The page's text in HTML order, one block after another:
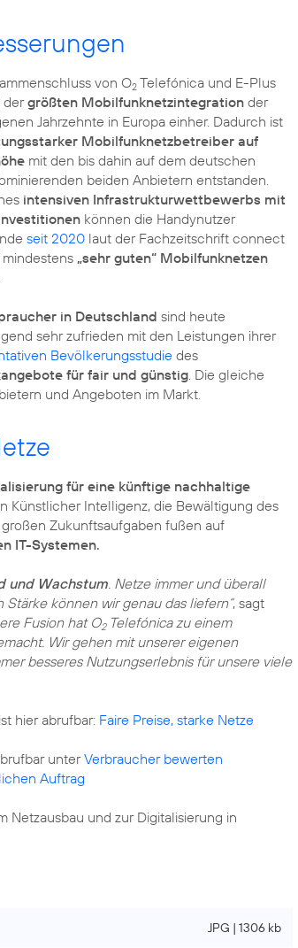
von O2Telefónica und E-Plus
dergrößten Mobilfunknetzintegrationder
Jahrzehnte in Europa einher. Dadurch ist
Mobilfunknetzbetreiber auf
mit den bis dahin auf dem deutschen
beiden Anbietern entstanden.
intensiven Infrastrukturwettbewerbs mit
können die Handynutzer
seit 2020laut der Fachzeitschrift connect
mindestens „sehr guten“ Mobilfunknetzen
in Deutschland sind heute
sehr zufrieden mit den Leistungen ihrer
Bevölkerungsstudie des
für fair und günstig . Die gleiche
für eine künftige nachhaltige
Künstlicher Intelligenz, die Bewältigung des
Zukunftsaufgaben fußen auf
IT-Systemen.
und Wachstum . Netze immer und überall
können wir genau das liefern“, sagt
Fusion hat O2Telefónica zu einem
Wir gehen mit unserer eigenen
besseres Nutzungserlebnis für unsere viele
ist hier abrufbar: Faire Preise, starke Netze
unterVerbraucher bewerten
Auftrag
Netzausbau und zur Digitalisierung in
JPG | 1306 kb